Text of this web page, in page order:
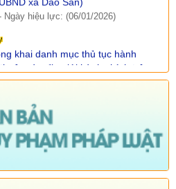
vào địa giới hành chính trên
Ngày hiệu lực: (06/01/2026)
lấy ý kiến của tổ chức, chuyên
liên quan đối với Quy hoạch chung
năm 2045)